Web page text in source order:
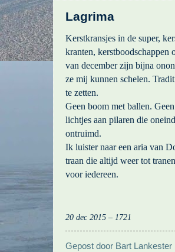
Lagrima
Kerstkransjes in de super,
kranten, kerstboodschappen
van december zijn bijna
ze mij kunnen schelen.
te zetten.
Geen boom met ballen.
lichtjes aan pilaren die
ontruimd.
Ik luister naar een aria van
traan die altijd weer tot
voor iedereen.
20 dec 2015 – 1721
Gepost door Bart Lankester